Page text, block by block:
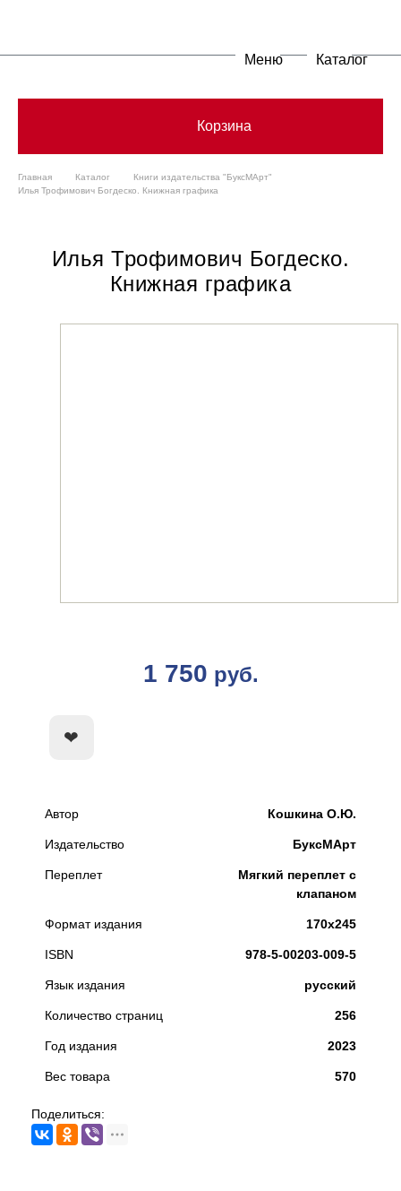
Меню Каталог
Корзина
Главная Каталог
Книги издательства "БуксМАрт"
Илья Трофимович Богдеско. Книжная графика
Илья Трофимович Богдеско.
Книжная графика
1 750 руб.
Автор Кошкина О.Ю.
Издательство БуксМАрт
Переплет
Мягкий переплет с
клапаном
Формат издания 170х245
ISBN 978-5-00203-009-5
Язык издания русский
Количество страниц 256
Год издания 2023
Вес товара 570
Поделиться: